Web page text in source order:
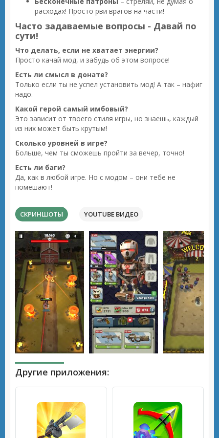
расходах! Просто рви врагов на части!
Часто задаваемые вопросы - Давай по
сути!
Что делать, если не хватает энергии?
Просто качай мод, и забудь об этом вопросе!
Есть ли смысл в донате?
Только если ты не успел установить мод! А так – нафиг
надо.
Какой герой самый имбовый?
Это зависит от твоего стиля игры, но знаешь, каждый
из них может быть крутым!
Сколько уровней в игре?
Больше, чем ты сможешь пройти за вечер, точно!
Есть ли баги?
Да, как в любой игре. Но с модом – они тебе не
помешают!
СКРИНШОТЫ YOUTUBE ВИДЕО
Другие приложения: